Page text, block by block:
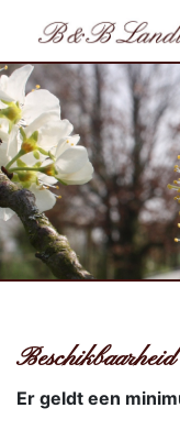
Er geldt een